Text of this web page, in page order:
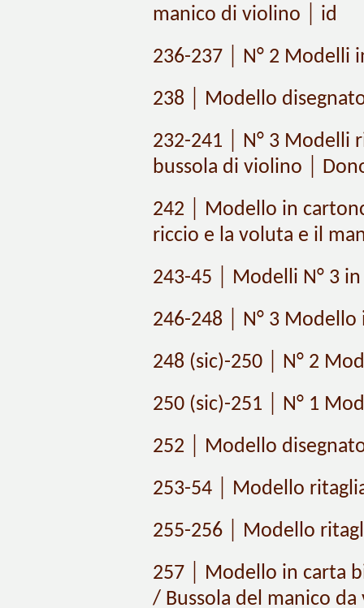
manico di violino │ id
236-237 │ N° 2 Modelli
238 │ Modello
232-241 │ N° 3 Modelli
bussola di violino │
242 │ Modello in
riccio e la voluta e il
243-45 │ Modelli N° 3
246-248 │ N° 3
248 (sic)-250 │ N° 2
250 (sic)-251 │ N° 1
252 │ Modello
253-54 │ Modello
255-256 │ Modello
257 │ Modello in carta
/ Bussola del manico